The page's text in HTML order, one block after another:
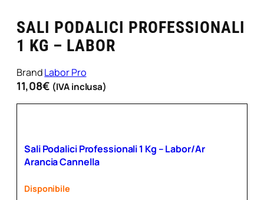
SALI PODALICI PROFESSIONALI
1 KG – LABOR
BrandLabor Pro
11,08€ (IVA inclusa)
Sali Podalici Professionali 1 Kg – Labor/Ar
Arancia Cannella
Disponibile